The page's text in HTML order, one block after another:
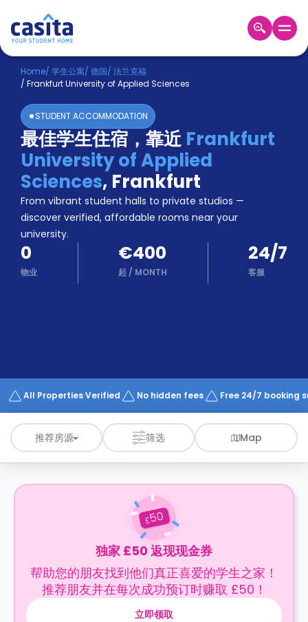
Home ZH EUR
登
入
Booking
Accommodation
About
us
Blog
Refer
And
Earn
Become
A
Partner
Help
Works
Home/ 学生公寓/ 德国/ 法兰克福
/ Frankfurt University of Applied Sciences
STUDENT ACCOMMODATION
最佳学生住宿，靠近Frankfurt
University of Applied
Sciences, Frankfurt
From vibrant student halls to private studios —
discover verified, affordable rooms near your
university.
0
物业
€400
起 / MONTH
24/7
客服
All Properties Verified No hidden fees Free 24/7 booking
推荐房源 筛选 Map
£50
独家 £50 返现现金券
帮助您的朋友找到他们真正喜爱的学生之家！
推荐朋友并在每次成功预订时赚取 £50！
立即领取